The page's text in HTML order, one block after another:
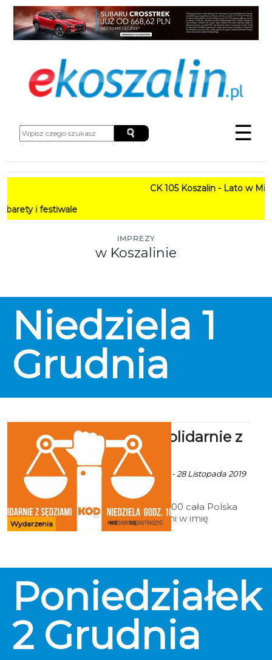
☰
CK 105 Koszalin - Lato w Mieście
IMPREZY
w Koszalinie
Niedziela 1
Grudnia
Wydarzenia
Koszalin: Solidarnie z
sędziami
Ala za KOD Koszalin - 28 Listopada 2019
godz. 10:03
"W niedzielę o 16:00 cała Polska
stanie pod sądami w imię
solidarności z Sędziami. Będziemy
Poniedziałek
2 Grudnia